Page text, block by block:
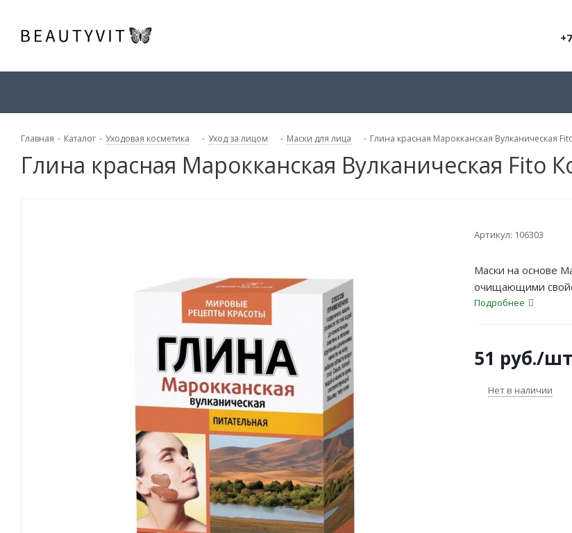
Главная - Каталог - Уходовая косметика - Уход за лицом - Маски для лица - Глина красная Марокканская Вулканическая
Глина красная Марокканская Вулканическая Fito
Артикул: 106303
Маски на основе
очищающими
микроэлементами,
после
Подробнее
51 руб./шт
Нет в наличии